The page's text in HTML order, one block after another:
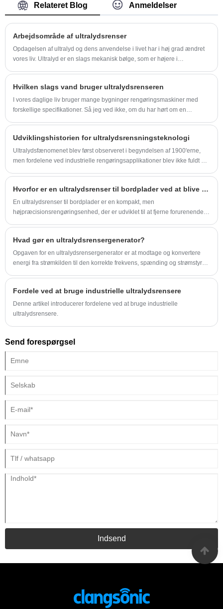
ultralydsrensemaskine af standardmodellen ikke
kan anvendes på et specifikt arbejdsmiljø, kan
du også fremstille nedsænkning
ultralydstransducerpakke i henhold til tilpasning
af specielle specifikationer. Arbejdspositionerne
kan installeres på væsketanksiden, undersiden
rengøringseffekter. Det har en rustfri
stålkonstruktion. Stærkt syre- og stærkt
og stramme svejsning.
Relateret Blog Anmeldelser
Arbejdsområde af ultralydsrenser
Opdagelsen af ​​ultralyd og dens anvendelse i livet har i høj grad ændret
vores liv. Ultralyd er en slags mekanisk bølge, som er højere i
Hvilken slags vand bruger ultralydsrenseren
I vores daglige liv bruger mange bygninger rengøringsmaskiner med
forskellige specifikationer. Så jeg ved ikke, om du har hørt om en
Udviklingshistorien for ultralydsrensningsteknologi
Ultralydsfænomenet blev først observeret i begyndelsen af ​​1900'erne,
men fordelene ved industrielle rengøringsapplikationer blev ikke fuldt ud
Hvorfor er en ultralydsrenser til bordplader ved at blive det foretrukne valg til præcisionsrengøring?
En ultralydsrenser til bordplader er en kompakt, men
højpræcisionsrengøringsenhed, der er udviklet til at fjerne forurenende
typisk mellem 28-80 kHz - gennem en transducer, hvilket skaber
mikroskopiske kavitationsbobler inde i en flydende rengøringsopløsning.
Når disse bobler kollapser, frigiver de intens rengøringsenergi, der er i
komponenter.
Hvad gør en ultralydsrensergenerator?
Opgaven for en ultralydsrensergenerator er at modtage og konvertere
energi fra strømkilden til den korrekte frekvens, spænding og strømstyrke.
Fordele ved at bruge industrielle ultralydsrensere
Denne artikel introducerer fordelene ved at bruge industrielle
ultralydsrensere.
Send forespørgsel
Indsend